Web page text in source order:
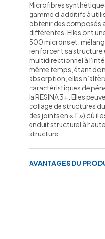
Microfibres
gamme d’additifs à
obtenir des composés
différentes. Elles ont
500 microns et,
renforcent sa structure
multidirectionnel à
même temps, étant
absorption, elles
caractéristiques de
la RESINA 3+. Elles
collage de structures
des joints en « T ») où il
enduit structurel à
structure.
AVANTAGES DU